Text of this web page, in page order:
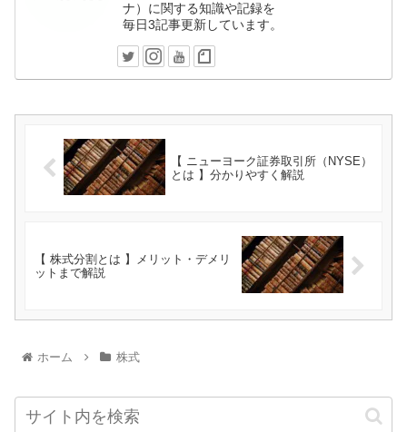
ナ）に関する知識や記録を
毎日3記事更新しています。
【 ニューヨーク証券取引所（NYSE）
とは 】分かりやすく解説
【 株式分割とは 】メリット・デメリ
ットまで解説
ホーム 株式